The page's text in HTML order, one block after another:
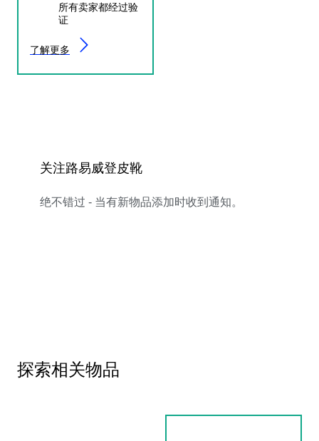
所有卖家都经过验
证
了解更多
关注路易威登皮靴
绝不错过 - 当有新物品添加时收到通知。
探索相关物品